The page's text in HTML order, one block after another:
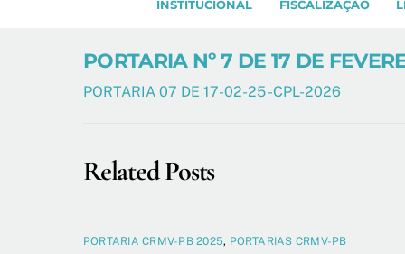
INSTITUCIONAL FISCALIZAÇÃO
PORTARIA Nº 7 DE 17 DE
PORTARIA 07 DE 17-02-25 -CPL-2026
Related Posts
PORTARIA CRMV-PB 2025, PORTARIAS CRMV-PB